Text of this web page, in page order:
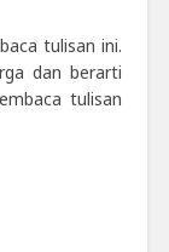
tulisan ini.
dan berarti
tulisan